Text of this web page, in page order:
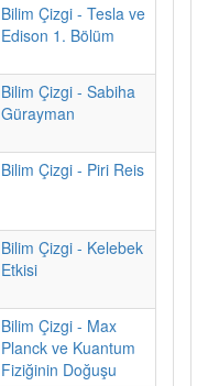
Bilim Çizgi - Tesla ve
Edison 1. Bölüm
Bilim Çizgi - Sabiha
Gürayman
Bilim Çizgi - Piri Reis
Bilim Çizgi - Kelebek
Etkisi
Bilim Çizgi - Max
Planck ve Kuantum
Fiziğinin Doğuşu